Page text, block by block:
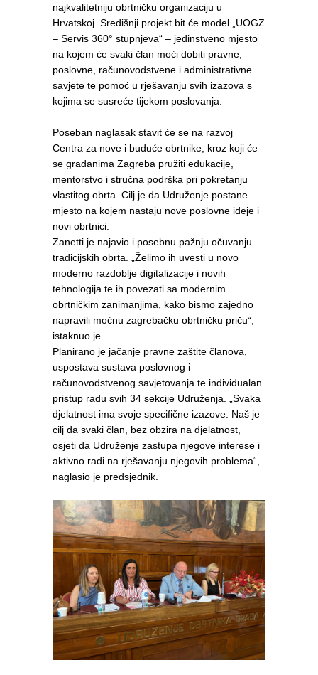
najkvalitetniju obrtničku organizaciju u
Hrvatskoj. Središnji projekt bit će model „UOGZ
– Servis 360° stupnjeva“ – jedinstveno mjesto
na kojem će svaki član moći dobiti pravne,
poslovne, računovodstvene i administrativne
savjete te pomoć u rješavanju svih izazova s
kojima se susreće tijekom poslovanja.
Poseban naglasak stavit će se na razvoj
Centra za nove i buduće obrtnike, kroz koji će
se građanima Zagreba pružiti edukacije,
mentorstvo i stručna podrška pri pokretanju
vlastitog obrta. Cilj je da Udruženje postane
mjesto na kojem nastaju nove poslovne ideje i
novi obrtnici.
Zanetti je najavio i posebnu pažnju očuvanju
tradicijskih obrta. „Želimo ih uvesti u novo
moderno razdoblje digitalizacije i novih
tehnologija te ih povezati sa modernim
obrtničkim zanimanjima, kako bismo zajedno
napravili moćnu zagrebačku obrtničku priču“,
istaknuo je.
Planirano je jačanje pravne zaštite članova,
uspostava sustava poslovnog i
računovodstvenog savjetovanja te individualan
pristup radu svih 34 sekcije Udruženja. „Svaka
djelatnost ima svoje specifične izazove. Naš je
cilj da svaki član, bez obzira na djelatnost,
osjeti da Udruženje zastupa njegove interese i
aktivno radi na rješavanju njegovih problema“,
naglasio je predsjednik.